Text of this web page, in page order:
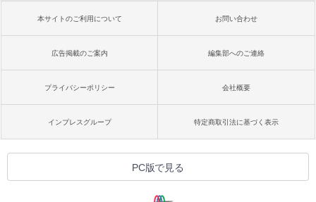
本サイトのご利用について お問い合わせ
広告掲載のご案内 編集部へのご連絡
プライバシーポリシー 会社概要
インプレスグループ 特定商取引法に基づく表示
PC版で見る